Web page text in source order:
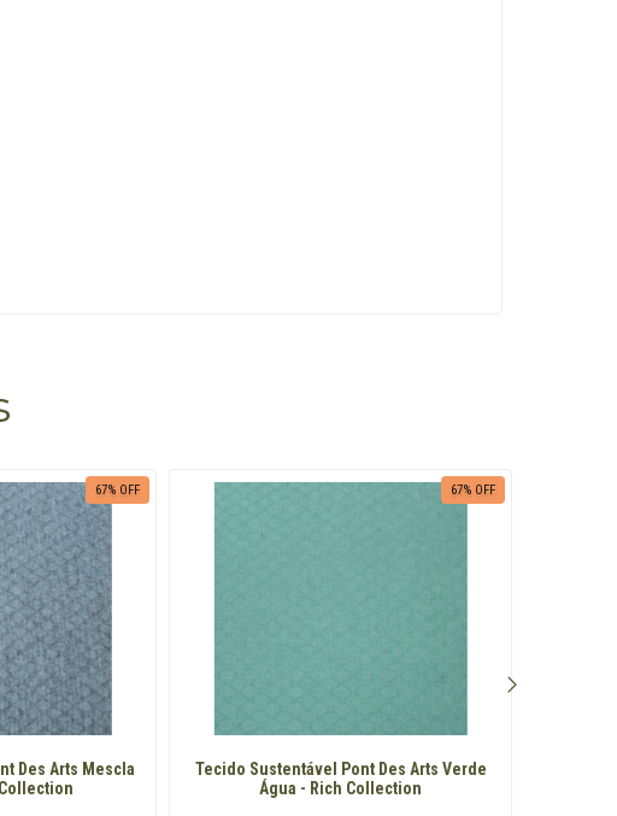
67% OFF
Des Arts Mescla
67% OFF
Tecido Sustentável Pont Des Arts Verde
Água - Rich Collection